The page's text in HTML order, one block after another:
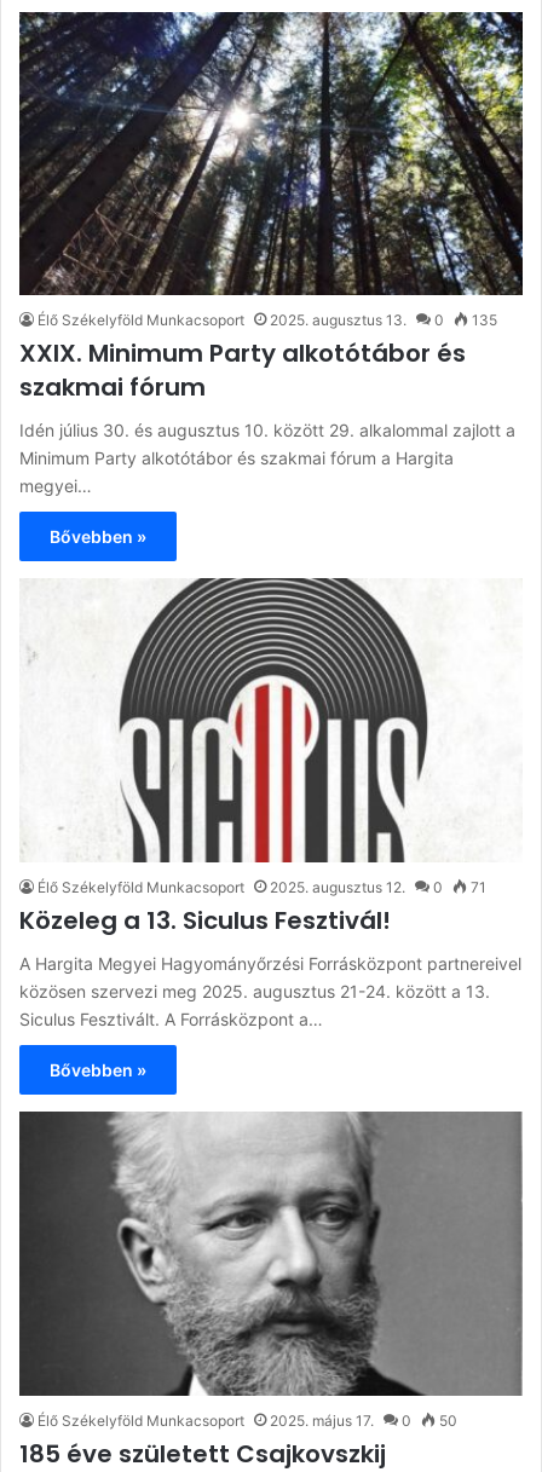
Élő Székelyföld Munkacsoport 2025. augusztus 13. 0 135
XXIX. Minimum Party alkotótábor és
szakmai fórum
Idén július 30. és augusztus 10. között 29. alkalommal zajlott a
Minimum Party alkotótábor és szakmai fórum a Hargita
megyei…
Bővebben »
Élő Székelyföld Munkacsoport 2025. augusztus 12. 0 71
Közeleg a 13. Siculus Fesztivál!
A Hargita Megyei Hagyományőrzési Forrásközpont partnereivel
közösen szervezi meg 2025. augusztus 21-24. között a 13.
Siculus Fesztivált. A Forrásközpont a…
Bővebben »
Élő Székelyföld Munkacsoport 2025. május 17. 0 50
185 éve született Csajkovszkij